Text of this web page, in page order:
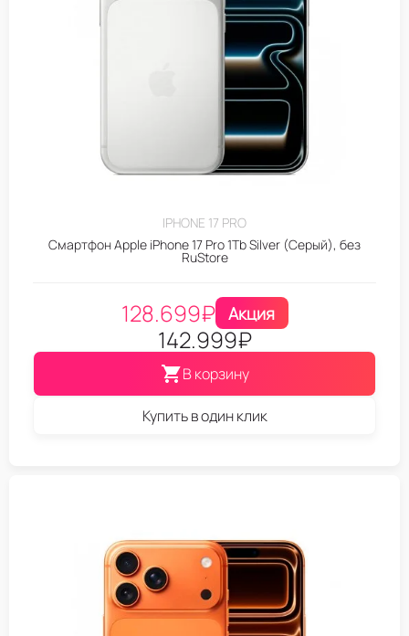
IPHONE 17 PRO
Смартфон Apple iPhone 17 Pro 1Tb Silver (Серый), без
RuStore
128.699₽ Акция
142.999₽
В корзину
Купить в один клик